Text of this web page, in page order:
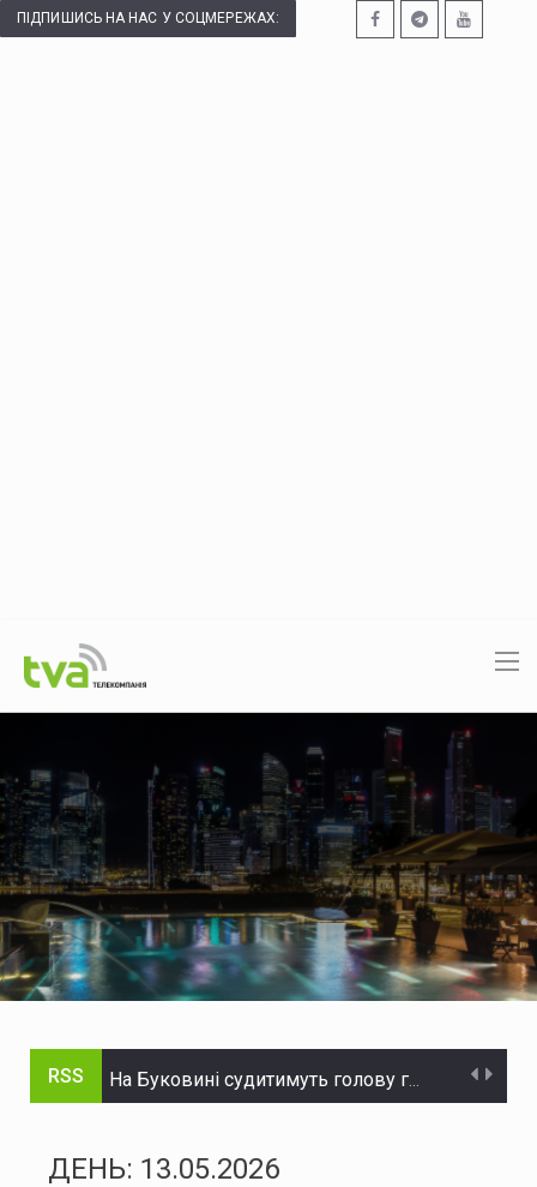
ПІДПИШИСЬ НА НАС У СОЦМЕРЕЖАХ:
RSS
ДЕНЬ: 13.05.2026